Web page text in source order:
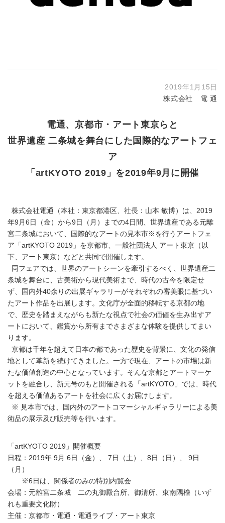
2019年1月15日
株式会社 電 通
電通、京都市・アート東京らと
世界遺産 二条城を舞台にした国際的なアートフェ
ア
「artKYOTO 2019」を2019年9月に開催
株式会社電通（本社：東京都港区、社長：山本 敏博）は、2019
年9月6日（金）から9日（月）までの4日間、世界遺産である元離
宮二条城において、国際的なアートの見本市※を行うアートフェ
ア「artKYOTO 2019」を京都市、一般社団法人 アート東京（以
下、アート東京）などと共同で開催します。
同フェアでは、世界のアートシーンを牽引するべく、世界遺産二
条城を舞台に、古美術から現代美術まで、時代の古今を限定せ
ず、国内外40余りの出展ギャラリーがそれぞれの審美眼に基づい
たアート作品を出展します。文化庁が全面的移転する京都の地
で、歴史を踏まえながらも新たな視点で社会の価値を生み出すア
ートにおいて、鑑賞から所有までさまざまな体験を提供してまい
ります。
京都は千年を超えて日本の都であった歴史を背景に、文化の発信
地として革新を続けてきました。一方で現在、アートの市場は新
たな価値創造の中心となっています。そんな京都とアートマーケ
ットを融合し、新元号のもと開催される「artKYOTO」では、時代
を超える価値あるアートを社会に広くお届けします。
※ 見本市では、国内外のアートコマーシャルギャラリーによる美
術品の展示及び販売等を行います。
「artKYOTO 2019」開催概要
日程：2019年 9月 6日（金）、 7日（土）、8日（日）、 9日
（月）
※6日は、関係者のみの特別内覧会
会場：元離宮二条城 二の丸御殿台所、御清所、東南隅櫓（いず
れも重要文化財）
主催：京都市・電通・電通ライブ・アート東京